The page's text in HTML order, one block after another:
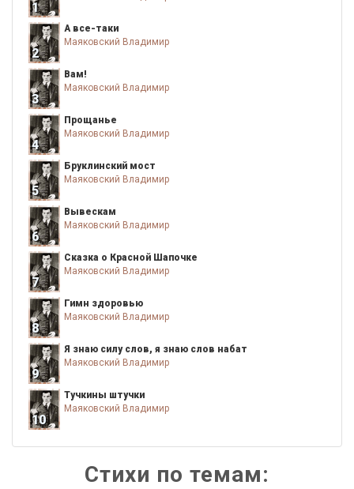
1
2
А все-таки
Маяковский Владимир
3
Вам!
Маяковский Владимир
4
Прощанье
Маяковский Владимир
5
Бруклинский мост
Маяковский Владимир
6
Вывескам
Маяковский Владимир
7
Сказка о Красной Шапочке
Маяковский Владимир
8
Гимн здоровью
Маяковский Владимир
9
Я знаю силу слов, я знаю слов набат
Маяковский Владимир
10
Тучкины штучки
Маяковский Владимир
Стихи по темам: